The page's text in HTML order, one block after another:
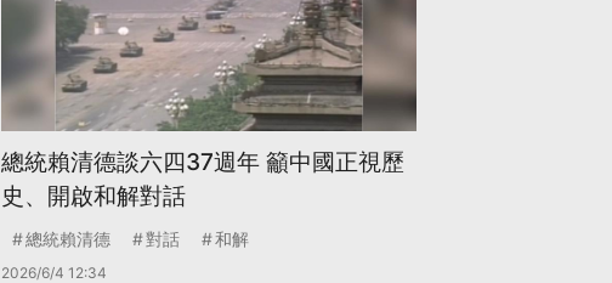
總統賴清德談六四37週年 籲中國正視歷
史、開啟和解對話
總統賴清德 對話 和解
2026/6/4 12:34